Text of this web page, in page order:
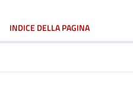
INDICE DELLA PAGINA